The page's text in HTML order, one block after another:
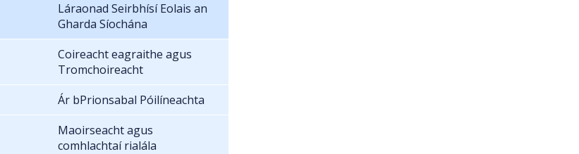
Láraonad Seirbhísí Eolais an
Gharda Síochána
Coireacht eagraithe agus
Tromchoireacht
Ár bPrionsabal Póilíneachta
Maoirseacht agus
comhlachtaí rialála